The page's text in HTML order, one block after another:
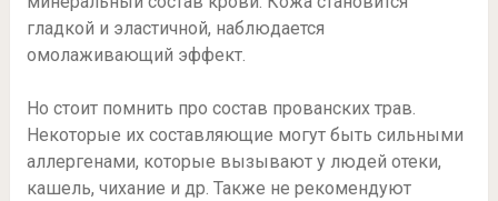
гладкой и эластичной, наблюдается
омолаживающий эффект.
Но стоит помнить про состав прованских трав.
Некоторые их составляющие могут быть сильными
аллергенами, которые вызывают у людей отеки,
кашель, чихание и др. Также не рекомендуют